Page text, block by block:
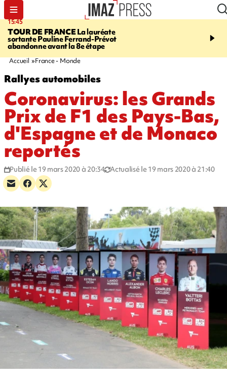
15:45
TOUR DE FRANCELa lauréate
sortante Pauline Ferrand-Prévot
abandonne avant la 8e étape
20:17
routière, concours de
Accueil France - Monde
Rallyes automobiles
Coronavirus: les Grands
Prix de F1 des Pays-Bas,
d'Espagne et de Monaco
reportés
Publié le 19 mars 2020 à 20:34 Actualisé le 19 mars 2020 à 21:40